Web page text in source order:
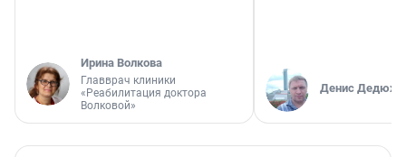
Ирина Волкова
Главврач клиники
«Реабилитация доктора
Волковой»
Денис